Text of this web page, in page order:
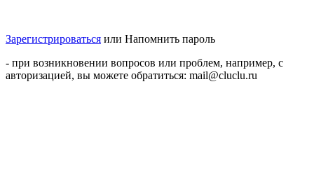
Зарегистрироваться или Напомнить пароль
- при возникновении вопросов или проблем, например, с
авторизацией, вы можете обратиться: mail@cluclu.ru